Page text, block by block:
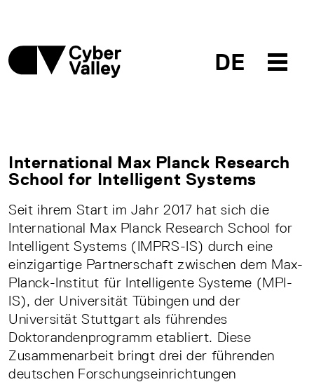
DE
International Max Planck Research
School for Intelligent Systems
Seit ihrem Start im Jahr 2017 hat sich die
International Max Planck Research School for
Intelligent Systems (IMPRS-IS) durch eine
einzigartige Partnerschaft zwischen dem Max-
Planck-Institut für Intelligente Systeme (MPI-
IS), der Universität Tübingen und der
Universität Stuttgart als führendes
Doktorandenprogramm etabliert. Diese
Zusammenarbeit bringt drei der führenden
deutschen Forschungseinrichtungen